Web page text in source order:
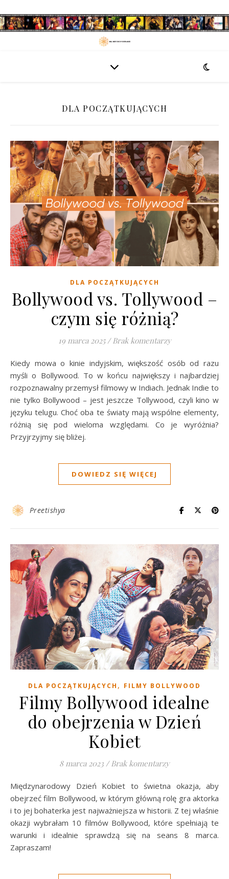
DLA POCZĄTKUJĄCYCH
DLA POCZĄTKUJĄCYCH
Bollywood vs. Tollywood –
czym się różnią?
19 marca 2025 / Brak komentarzy
Kiedy mowa o kinie indyjskim, większość osób od razu
myśli o Bollywood. To w końcu największy i najbardziej
rozpoznawalny przemysł filmowy w Indiach. Jednak Indie to
nie tylko Bollywood – jest jeszcze Tollywood, czyli kino w
języku telugu. Choć oba te światy mają wspólne elementy,
różnią się pod wieloma względami. Co je wyróżnia?
Przyjrzyjmy się bliżej.
DOWIEDZ SIĘ WIĘCEJ
Preetishya
DLA POCZĄTKUJĄCYCH , FILMY BOLLYWOOD
Filmy Bollywood idealne
do obejrzenia w Dzień
Kobiet
8 marca 2023 / Brak komentarzy
Międzynarodowy Dzień Kobiet to świetna okazja, aby
obejrzeć film Bollywood, w którym główną rolę gra aktorka
i to jej bohaterka jest najważniejsza w historii. Z tej właśnie
okazji wybrałam 10 filmów Bollywood, które spełniają te
warunki i idealnie sprawdzą się na seans 8 marca.
Zapraszam!